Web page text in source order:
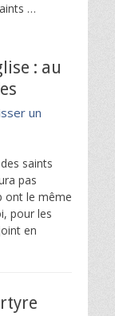
…
: au
un
saints
pas
ont le même
pour les
en